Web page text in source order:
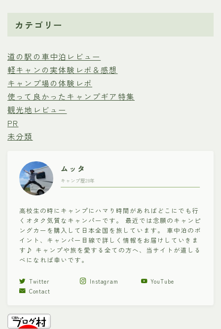
カテゴリー
道の駅の車中泊レビュー
軽キャンの実体験レポ＆感想
キャンプ場の体験レポ
使って良かったキャンプギア特集
観光地レビュー
PR
未分類
ムッタ
キャンプ歴28年
高校生の時にキャンプにハマり時間があればどこにでも行
くオタク気質なキャンパーです。 最近では念願のキャンピ
ングカーを購入して日本全国を旅しています。 車中泊のポ
イント、キャンパー目線で詳しく情報をお届けしていきま
す♪ キャンプや旅を愛する全ての方へ、当サイトが道しる
べになれば幸いです。
Twitter Instagram
YouTube
Contact